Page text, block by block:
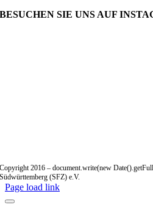
BESUCHEN SIE UNS AUF
Copyright 2016 – document.write(new
Südwürttemberg (SFZ) e.V.
Page load link